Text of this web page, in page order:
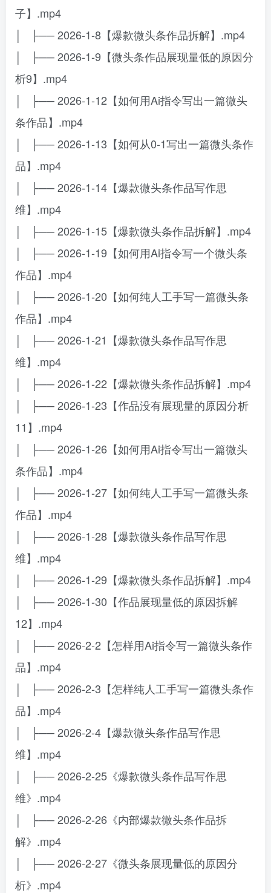
子】.mp4
│ ├── 2026-1-8【爆款微头条作品拆解】.mp4
│ ├── 2026-1-9【微头条作品展现量低的原因分
析9】.mp4
│ ├── 2026-1-12【如何用Ai指令写出一篇微头
条作品】.mp4
│ ├── 2026-1-13【如何从0-1写出一篇微头条作
品】.mp4
│ ├── 2026-1-14【爆款微头条作品写作思
维】.mp4
│ ├── 2026-1-15【爆款微头条作品拆解】.mp4
│ ├── 2026-1-19【如何用Ai指令写一个微头条
作品】.mp4
│ ├── 2026-1-20【如何纯人工手写一篇微头条
作品】.mp4
│ ├── 2026-1-21【爆款微头条作品写作思
维】.mp4
│ ├── 2026-1-22【爆款微头条作品拆解】.mp4
│ ├── 2026-1-23【作品没有展现量的原因分析
11】.mp4
│ ├── 2026-1-26【如何用Ai指令写出一篇微头
条作品】.mp4
│ ├── 2026-1-27【如何纯人工手写一篇微头条
作品】.mp4
│ ├── 2026-1-28【爆款微头条作品写作思
维】.mp4
│ ├── 2026-1-29【爆款微头条作品拆解】.mp4
│ ├── 2026-1-30【作品展现量低的原因拆解
12】.mp4
│ ├── 2026-2-2【怎样用Ai指令写一篇微头条作
品】.mp4
│ ├── 2026-2-3【怎样纯人工手写一篇微头条作
品】.mp4
│ ├── 2026-2-4【爆款微头条作品写作思
维】.mp4
│ ├── 2026-2-25《爆款微头条作品写作思
维》.mp4
│ ├── 2026-2-26《内部爆款微头条作品拆
解》.mp4
│ ├── 2026-2-27《微头条展现量低的原因分
析》.mp4